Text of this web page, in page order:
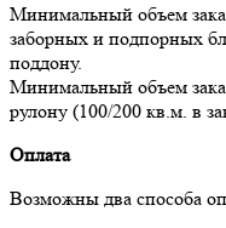
Минимальный объем
заборных и подпорных
поддону.
Минимальный объем
рулону (100/200 кв.м. в
Оплата
Возможны два способа